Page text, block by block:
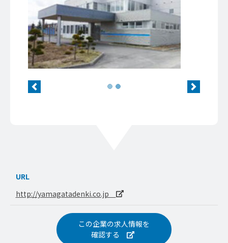
Previous Next
URL
http://yamagatadenki.co.jp
この企業の求人情報を
確認する